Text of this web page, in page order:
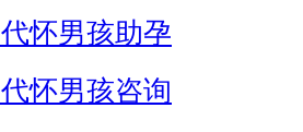
怀男孩助孕
怀男孩咨询